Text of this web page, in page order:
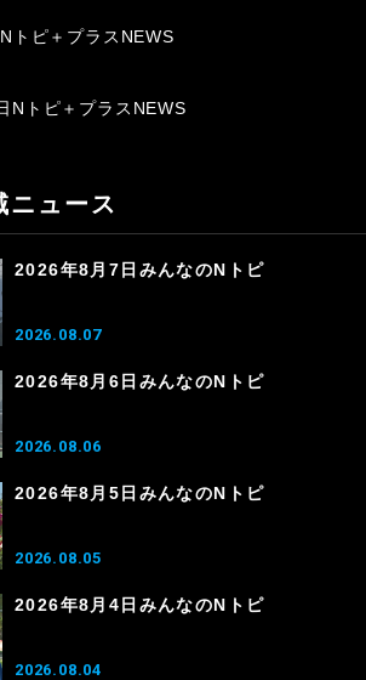
トピ＋プラスNEWS
Nトピ＋プラスNEWS
ニュース
2026年8月7日みんなのNトピ
2026.08.07
2026年8月6日みんなのNトピ
2026.08.06
2026年8月5日みんなのNトピ
2026.08.05
2026年8月4日みんなのNトピ
2026.08.04